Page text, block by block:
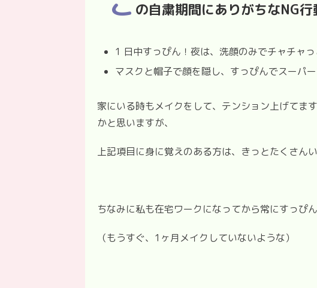
の自粛期間にありがちなNG行
1 日中すっぴん！夜は、洗顔のみでチャチャ
マスクと帽子で顔を隠し、すっぴんでスーパ
家にいる時もメイクをして、テンション上げてま
かと思いますが、
上記項目に身に覚えのある方は、きっとたくさん
ちなみに私も在宅ワークになってから常にすっぴん
（もうすぐ、1ヶ月メイクしていないような）